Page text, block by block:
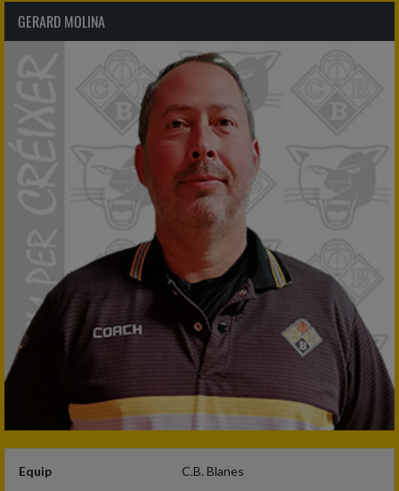
GERARD MOLINA
Equip C.B. Blanes